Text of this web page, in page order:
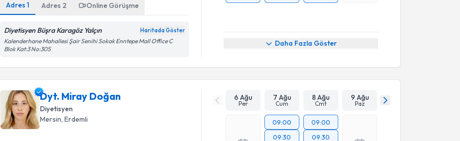
Adres1 Adres 2 Online Görüşme
Diyetisyen Büşra Karagöz Yalçın Haritada Göster
Kalenderhane Mahallesi Şair Senihi Sokak Enntepe Mall Office C
Blok Kat:3 No:305
Daha Fazla Göster
Dyt. Miray Doğan
Diyetisyen
Mersin, Erdemli
6 Ağu
Per
7 Ağu
Cum
8 Ağu
Cmt
9 Ağu
Paz
09:00
09:30
09:00
09:30